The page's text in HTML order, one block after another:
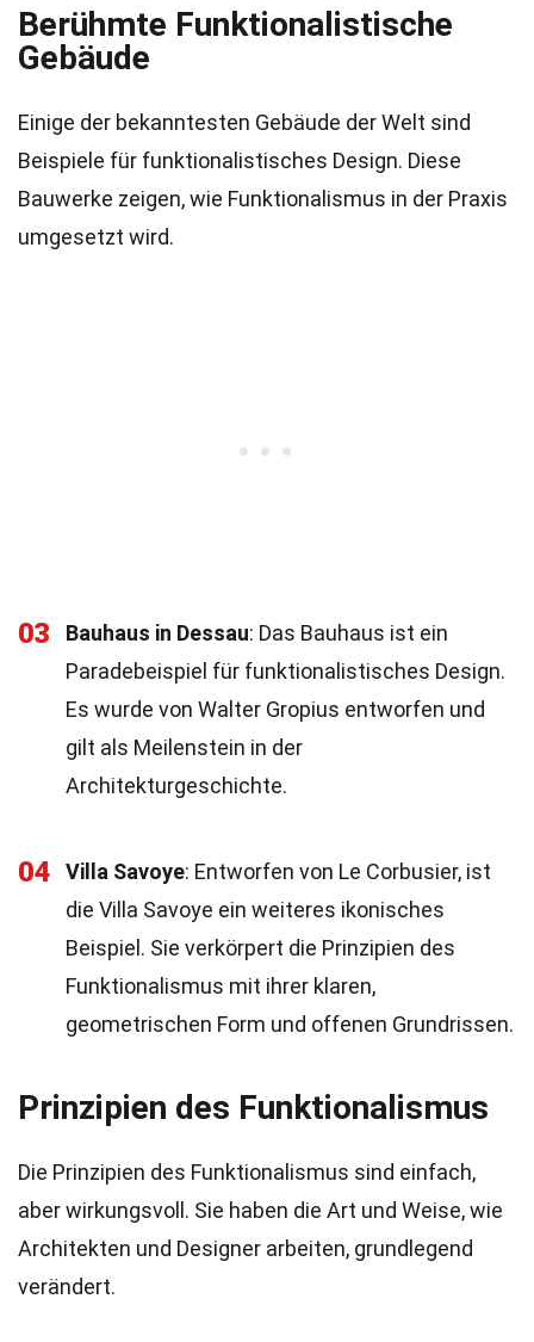
Berühmte Funktionalistische
Gebäude
Einige der bekanntesten Gebäude der Welt sind
Beispiele für funktionalistisches Design. Diese
Bauwerke zeigen, wie Funktionalismus in der Praxis
umgesetzt wird.
03 Bauhaus in Dessau: Das Bauhaus ist ein
Paradebeispiel für funktionalistisches Design.
Es wurde von Walter Gropius entworfen und
gilt als Meilenstein in der
Architekturgeschichte.
04 Villa Savoye: Entworfen von Le Corbusier, ist
die Villa Savoye ein weiteres ikonisches
Beispiel. Sie verkörpert die Prinzipien des
Funktionalismus mit ihrer klaren,
geometrischen Form und offenen Grundrissen.
Prinzipien des Funktionalismus
Die Prinzipien des Funktionalismus sind einfach,
aber wirkungsvoll. Sie haben die Art und Weise, wie
Architekten und Designer arbeiten, grundlegend
verändert.